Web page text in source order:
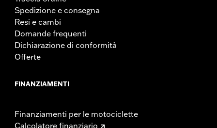
Spedizione e consegna
Resi e cambi
Domande frequenti
Dichiarazione di conformità
Offerte
FINANZIAMENTI
Finanziamenti per le motociclette
Calcolatore finanziario